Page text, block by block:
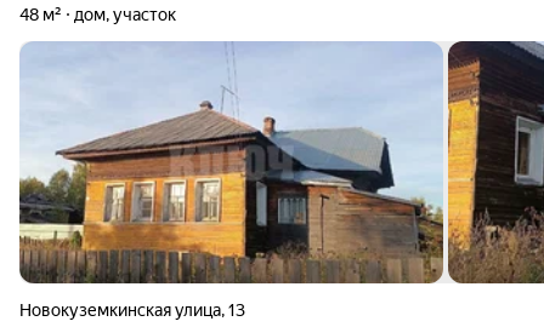
48 м² дом, участок
Новокуземкинская улица,13